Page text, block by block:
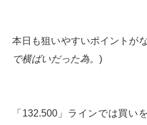
本日も狙いやすいポイントが
で横ばいだった為。 )
「132.500」ラインでは買い